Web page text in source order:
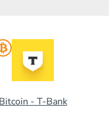
Bitcoin - T-Bank